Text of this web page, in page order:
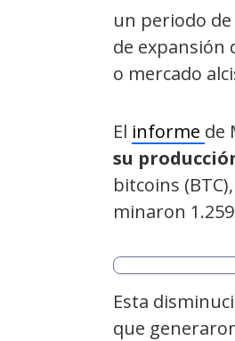
un periodo
de expansión
o mercado
El informe de
su
bitcoins
minaron 1.259
Esta
que